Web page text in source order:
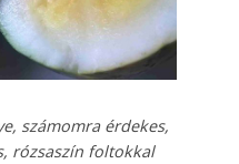
számomra érdekes,
rózsaszín foltokkal